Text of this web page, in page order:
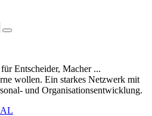
Entscheider, Macher ...
wollen. Ein starkes Netzwerk mit
und Organisationsentwicklung.